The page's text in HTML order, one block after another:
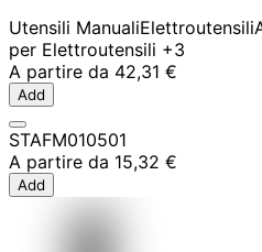
Utensili ManualiElettroutensili
per Elettroutensili +3
A partire da 42,31 €
Add
STAFM010501
A partire da 15,32 €
Add